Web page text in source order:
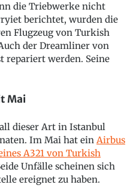
die Triebwerke nicht
berichtet, wurden die
Flugzeug von Turkish
der Dreamliner von
repariert werden. Seine
Mai
dieser Art in Istanbul
Im Mai hat ein Airbus
A321 von Turkish
Unfälle scheinen sich
ereignet zu haben.